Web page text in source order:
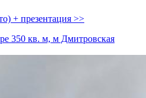
+ презентация >>
350 кв. м, м Дмитровская